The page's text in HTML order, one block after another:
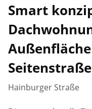
Smart
Hainburger Straße